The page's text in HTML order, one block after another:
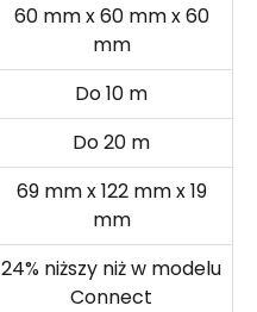
60 mm x 60 mm x 60
mm
Do 10 m
Do 20 m
69 mm x 122 mm x 19
mm
24% niższy niż w modelu
Connect